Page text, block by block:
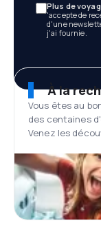
Plus de
'accepte de
d'une
j'ai fournie.
À la
Vous êtes au
des centaines
Venez les